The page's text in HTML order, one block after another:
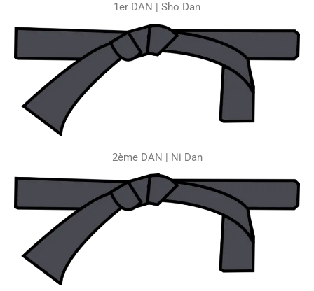
1er DAN | Sho Dan
2ème DAN | Ni Dan